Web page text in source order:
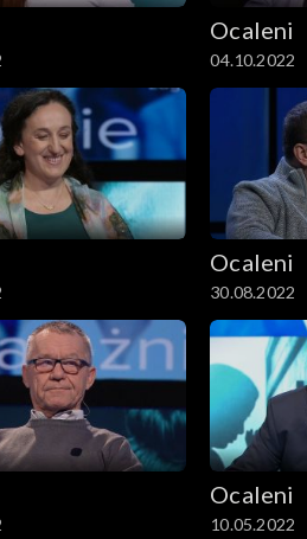
Ocaleni
04.10.2022
Ocaleni
30.08.2022
Ocaleni
10.05.2022